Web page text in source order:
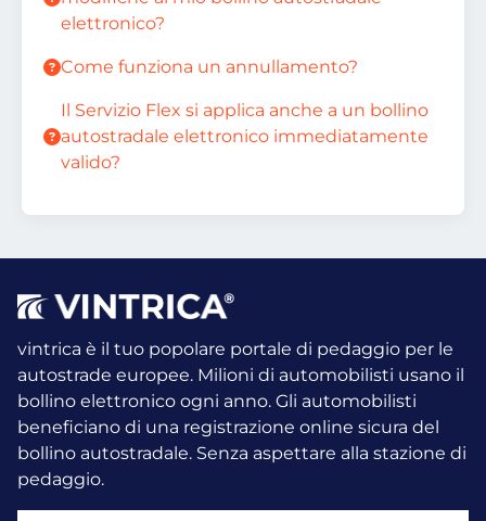
elettronico?
Come funziona un annullamento?
Il Servizio Flex si applica anche a un bollino
autostradale elettronico immediatamente
valido?
vintrica è il tuo popolare portale di pedaggio per le
autostrade europee. Milioni di automobilisti usano il
bollino elettronico ogni anno. Gli automobilisti
beneficiano di una registrazione online sicura del
bollino autostradale. Senza aspettare alla stazione di
pedaggio.